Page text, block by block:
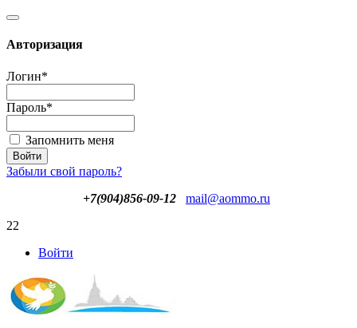
Авторизация
Логин*
Пароль*
Запомнить меня
Забыли свой пароль?
+7(904)856-09-12
mail@aommo.ru
22
Войти